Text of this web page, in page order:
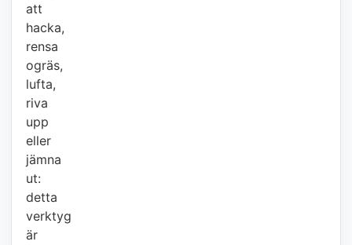
att
hacka,
rensa
ogräs,
lufta,
riva
upp
eller
jämna
ut:
detta
verktyg
är